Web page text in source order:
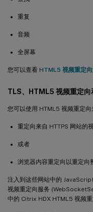
重复
音频
全屏幕
您可以查看 HTML5 视频重定
TLS、HTML5 视频重定向
您可以使用 HTML5 视频重定向
重定向来自 HTTPS 网站的
或者
浏览器内容重定向以重定向
注入到这些网站中的
视频重定向服务
中的 Citrix HDX HTML5 视频